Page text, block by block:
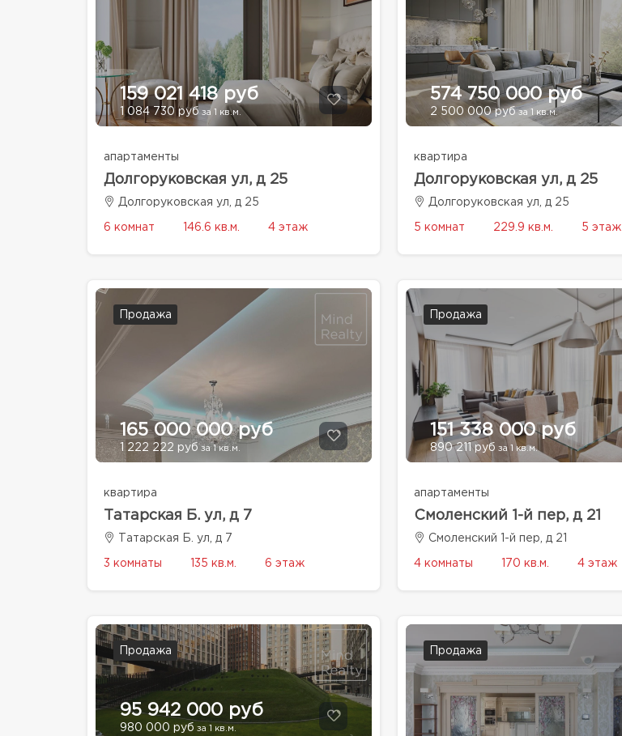
159 021 418 руб
1 084 730 руб за 1 кв.м.
апартаменты
Долгоруковская ул, д 25
Долгоруковская ул, д 25
6 комнат 146.6 кв.м. 4 этаж
574 750 000 руб
2 500 000 руб за 1 кв.м.
квартира
Долгоруковская ул, д 25
Долгоруковская ул, д 25
5 комнат 229.9 кв.м. 5 этаж
Продажа
165 000 000 руб
1 222 222 руб за 1 кв.м.
квартира
Татарская Б. ул, д 7
Татарская Б. ул, д 7
3 комнаты 135 кв.м. 6 этаж
Продажа
151 338 000 руб
890 211 руб за 1 кв.м.
апартаменты
Смоленский 1-й пер, д 21
Смоленский 1-й пер, д 21
4 комнаты 170 кв.м. 4 этаж
Продажа
95 942 000 руб
980 000 руб за 1 кв.м.
Продажа